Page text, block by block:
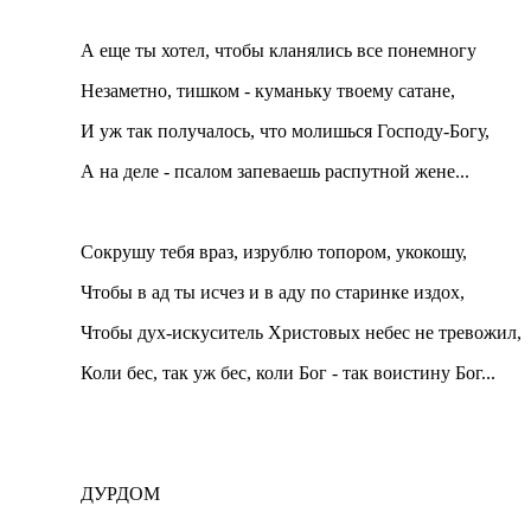
А еще ты хотел, чтобы кланялись все понемногу
Незаметно, тишком - куманьку твоему сатане,
И уж так получалось, что молишься Господу-Богу,
А на деле - псалом запеваешь распутной жене...
Сокрушу тебя враз, изрублю топором, укокошу,
Чтобы в ад ты исчез и в аду по старинке издох,
Чтобы дух-искуситель Христовых небес не тревожил,
Коли бес, так уж бес, коли Бог - так воистину Бог...
ДУРДОМ